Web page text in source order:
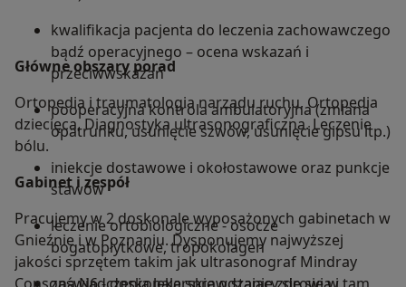
kwalifikacja pacjenta do leczenia zachowawczego
bądź operacyjnego – ocena wskazań i
przeciwwskazań
pooperacyjna kontrola ambulatoryjna (zmiana
opatrunku, usunięcie szwów, usunięcie gipsu itp.)
iniekcje dostawowe i okołostawowe oraz punkcje
stawów
leczenie ortobiologiczne - osocze
bogatopłytkowe, tropokolagen
Główne obszary porad
Ortopedia i traumatologia narządu ruchu, Ortopedia
dziecięca, Diagnostyka ultrasonograficzna. Leczenie
bólu.
Gabinet i zespół
Pracujemy w 2 doskonale wyposażonych gabinetach w
Gnieźnie i w Poznaniu. Dysponujemy najwyższej
jakości sprzętem takim jak ultrasonograf Mindray